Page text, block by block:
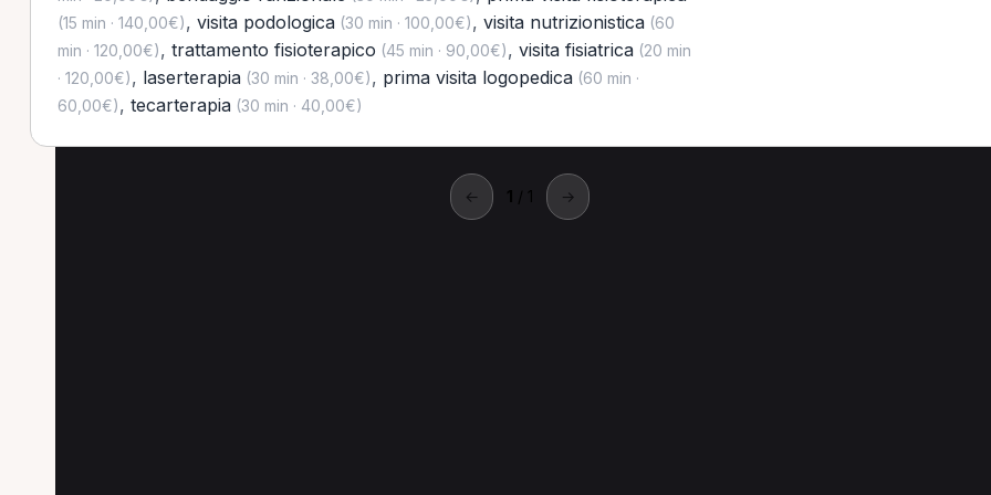
(15 min · 140,00€), visita podologica(30 min · 100,00€), visita nutrizionistica(60
min · 120,00€), trattamento fisioterapico (45 min · 90,00€), visita fisiatrica(20 min
· 120,00€), laserterapia(30 min · 38,00€), prima visita logopedica(60 min ·
60,00€), tecarterapia(30 min · 40,00€)
← 1 / 1 →